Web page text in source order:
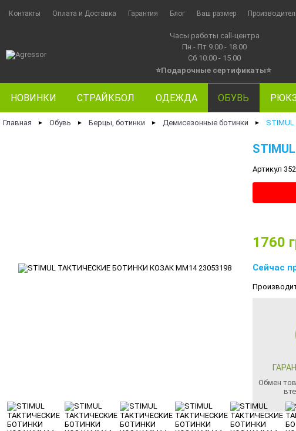
Контакты Оплата и Доставка Гарантия Блог Ваш размер
Часы работы call-центра
Пн - Пт 9.00 - 18.00
Сб 10.00 - 15.00
⭐Подарочные сертификаты⭐
НОВИНКИ СТРАЙКБОЛ ОДЕЖДА ОБУВЬ
Главная ► Обувь ► Берцы, ботинки ► Демисезонные ботинки ►
Артикул
1760
Сейчас
Обмен